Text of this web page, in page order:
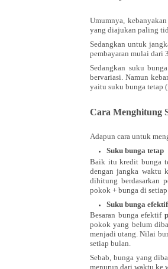
Umumnya,
yang diajukan paling
Sedangkan untuk
pembayaran mulai dari
Sedangkan suku bunga
bervariasi. Namun
yaitu suku bunga tetap
Cara Menghitung
Adapun cara untuk
Suku bunga tetap
Baik itu kredit bunga
dengan jangka waktu
dihitung berdasarkan
pokok + bunga di
Suku bunga efektif
Besaran bunga efektif
pokok yang belum
menjadi utang. Nilai
setiap bulan.
Sebab, bunga yang
menurun dari waktu ke